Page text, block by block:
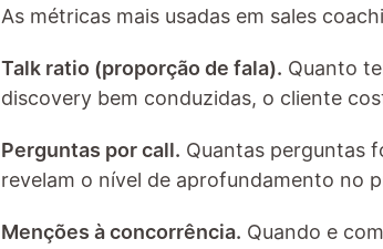
As métricas mais usadas em sales
Talk ratio (proporção de fala). Quanto
discovery bem conduzidas, o cliente
Perguntas por call. Quantas perguntas
revelam o nível de aprofundamento no
Menções à concorrência. Quando e